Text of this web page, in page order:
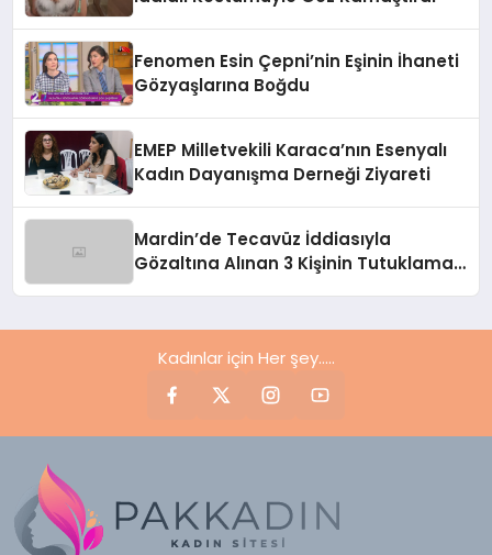
Fenomen Esin Çepni’nin Eşinin İhaneti
Gözyaşlarına Boğdu
EMEP Milletvekili Karaca’nın Esenyalı
Kadın Dayanışma Derneği Ziyareti
Mardin’de Tecavüz İddiasıyla
Gözaltına Alınan 3 Kişinin Tutuklama
Kadınlar için Her şey.....